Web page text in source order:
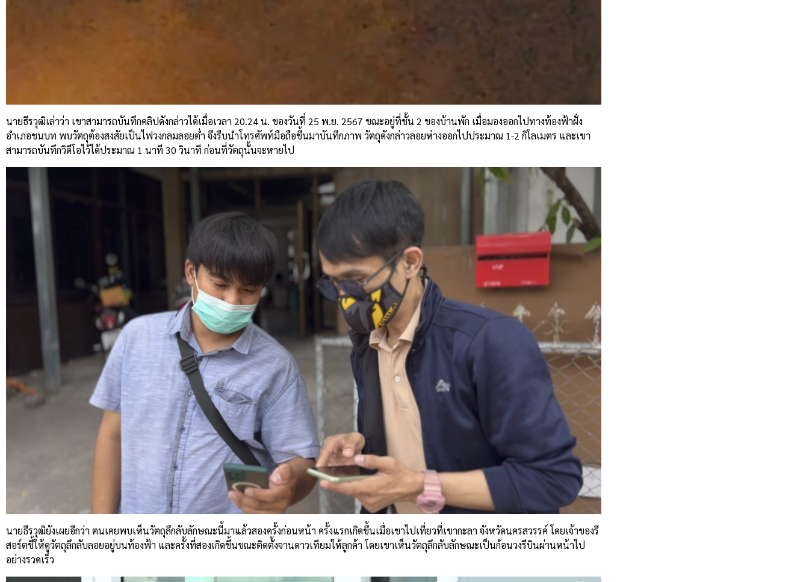
นายธีรวุฒิเล่าว่า เขาสามารถบันทึกคลิปดังกล่าวได้เมื่อเวลา 20.24 น. ของวันที่ 25 พ.ย. 2567 ขณะอยู่ที่ชั้น 2 ของบ้านพัก เมื่อมองออกไปทางท้องฟ้าฝั่ง
อำเภอชนบท พบวัตถุต้องสงสัยเป็นไฟวงกลมลอยต่ำ จึงรีบนำโทรศัพท์มือถือขึ้นมาบันทึกภาพ วัตถุดังกล่าวลอยห่างออกไปประมาณ 1-2 กิโลเมตร และเขา
สามารถบันทึกวิดีโอไว้ได้ประมาณ 1 นาที 30 วินาที ก่อนที่วัตถุนั้นจะหายไป
นายธีรวุฒิยังเผยอีกว่า ตนเคยพบเห็นวัตถุลึกลับลักษณะนี้มาแล้วสองครั้งก่อนหน้า ครั้งแรกเกิดขึ้นเมื่อเขาไปเที่ยวที่เขากะลา จังหวัดนครสวรรค์ โดยเจ้าของรี
สอร์ตชี้ให้ดูวัตถุลึกลับลอยอยู่บนท้องฟ้า และครั้งที่สองเกิดขึ้นขณะติดตั้งจานดาวเทียมให้ลูกค้า โดยเขาเห็นวัตถุลึกลับลักษณะเป็นก้อนวงรีบินผ่านหน้าไป
อย่างรวดเร็ว